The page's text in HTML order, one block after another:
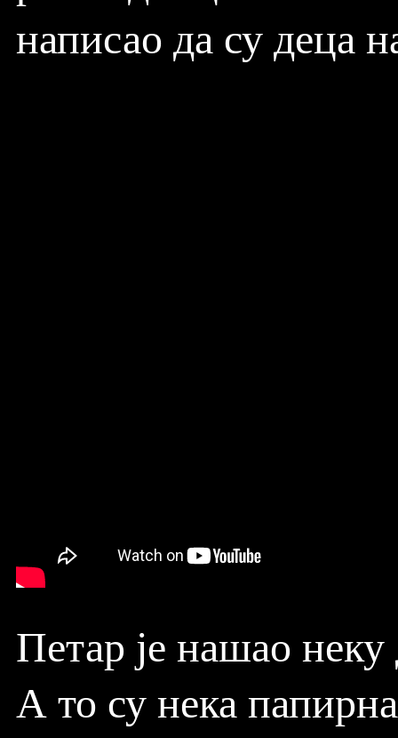
написао да су деца
Петар је нашао
А то су нека